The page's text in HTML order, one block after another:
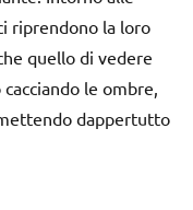
riprendono la loro
quello di vedere
le ombre,
dappertutto